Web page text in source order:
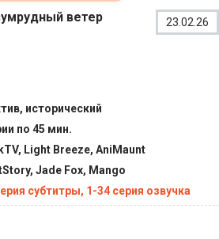
ветер
23.02.26
исторический
по 45 мин.
Light Breeze, AniMaunt
Jade Fox, Mango
субтитры, 1-34 серия озвучка